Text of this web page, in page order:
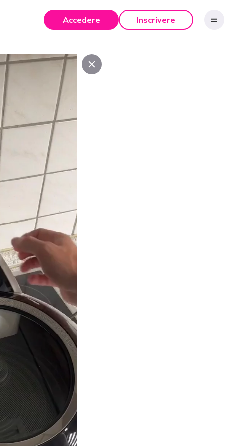
Accedere Inscrivere